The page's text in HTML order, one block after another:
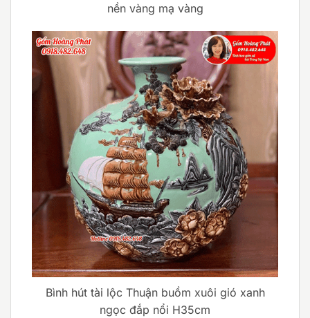
nền vàng mạ vàng
Bình hút tài lộc Thuận buồm xuôi gió xanh
ngọc đắp nổi H35cm